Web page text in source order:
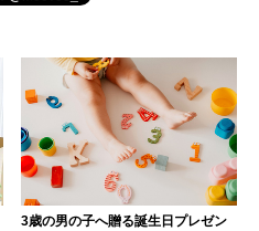
3歳の男の子へ贈る誕生日プレゼン